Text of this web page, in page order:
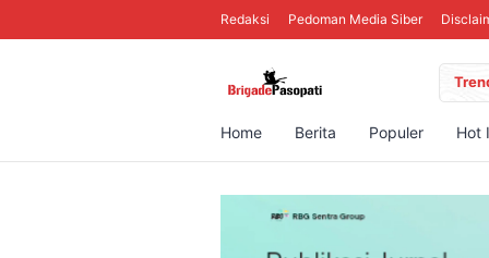
Redaksi Pedoman Media Siber
Home Berita Populer Hot